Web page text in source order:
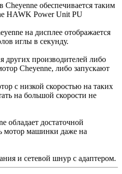
Cheyenne обеспечивается таким
HAWK Power Unit PU
на дисплее отображается
иглы в секунду.
других производителей либо
Cheyenne, либо запускают
с низкой скоростью на таких
на большой скорости не
обладает достаточной
мотор машинки даже на
и сетевой шнур с адаптером.